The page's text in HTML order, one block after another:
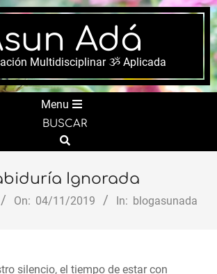
Adá
Multidisciplinar ૐ Aplicada
Menu
BUSCAR
Search
Ignorada
On: 04/11/2019 In: blogasunada
silencio, el tiempo de estar con